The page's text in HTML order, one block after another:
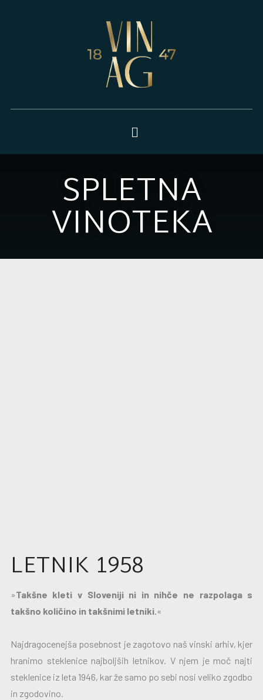
SPLETNA
VINOTEKA
LETNIK 1958
»Takšne kleti v Sloveniji ni in nihče ne razpolaga s
takšno količino in takšnimi letniki.«
Najdragocenejša posebnost je zagotovo naš vinski arhiv, kjer
hranimo steklenice najboljših letnikov. V njem je moč najti
steklenice iz leta 1946, kar že samo po sebi nosi veliko zgodbo
in zgodovino.